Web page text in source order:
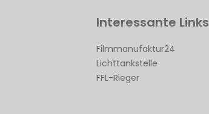
Interessante Links
Filmmanufaktur24
Lichttankstelle
FFL-Rieger